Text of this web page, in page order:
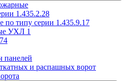
1.435.2.28
по типу серии 1.435.9.17
УХЛ 1
панелей
и распашных ворот